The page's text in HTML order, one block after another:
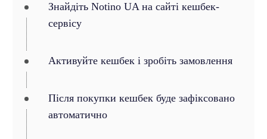
Знайдіть Notino UA на сайті кешбек-
сервісу
Активуйте кешбек і зробіть замовлення
Після покупки кешбек буде зафіксовано
автоматично